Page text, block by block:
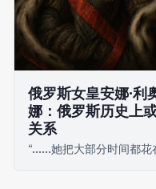
俄罗斯女皇安娜·利
娜：俄罗斯历史上
关系
“……她把大部分时间都花